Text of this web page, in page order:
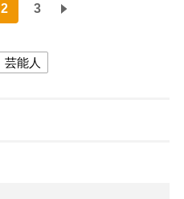
2 3
芸能人